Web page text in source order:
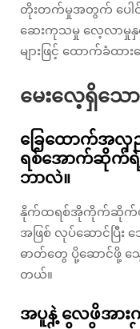
တိုးတက်မှုအတွက် ပေါင်
ဆေးကုသမှု လေ့လာမှုနှ
များဖြင့် ထောက်ခံထာ
မေးလေ့ရှိသောမ
ခြေထောက်အ
ရစ်အောက်ဆိုက်
ဘာလဲ။
နိုက်ထရစ်အိုကိုက်ဆိုက်ဟာ
အဖြစ် လုပ်ဆောင်ပြီး
ဓာတ်တွေ ပို့ဆောင်ဖို့ သွေ
တယ်။
အပူနဲ့ လေဖိအာ